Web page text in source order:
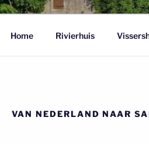
Home Rivierhuis
VAN NEDERLAND NAAR